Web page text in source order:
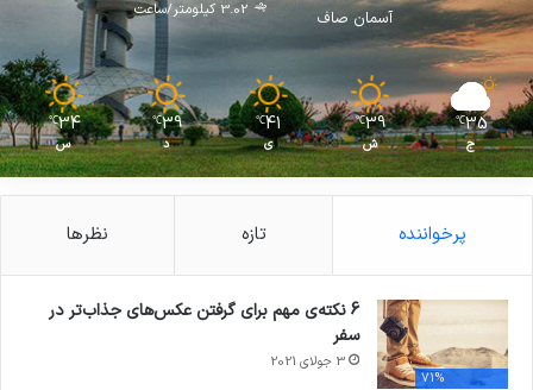
آسمان صاف 3.02 کیلومتر/ساعت
35
℃
ج
39
℃
ش
41
℃
ی
39
℃
د
34
℃
س
پرخواننده تازه نظرها
71%
6 نکته‌ی مهم برای گرفتن عکس‌های جذاب‌تر در
سفر
3 جولای 2021